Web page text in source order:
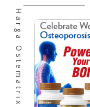
Harga Ostematrix